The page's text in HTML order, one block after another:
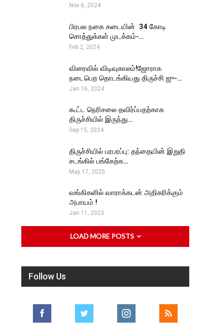
Nov 6, 2024
பிரபல நகை கடையின் ₹ 34 கோடி
சொத்துக்கள் முடக்கம்-…
Feb 2, 2024
விரைவில் விடிவுகாலம்!ஜோராக
நடைபெற தொடங்கியது திருச்சி ஜு-…
Jan 16, 2024
கூட்ட நெரிசலை தவிர்ப்பதற்காக
திருச்சியில் இருந்து…
Sep 15, 2024
திருச்சியில் பரபரப்பு: தந்தையின் இறுதி
சடங்கில் பங்கேற்க…
May 17, 2025
வங்கிகளில் வாராக்கடன் அதிகரிக்கும்
அபாயம் !
Jan 11, 2023
LOAD MORE POSTS
Follow Us